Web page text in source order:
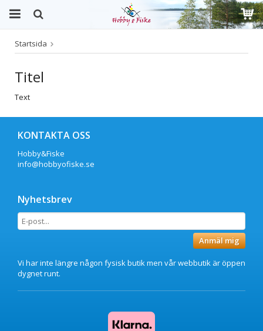
Produkten har blivit tillagd i varukorgen
Startsida
Titel
Text
KONTAKTA OSS
Hobby&Fiske
info@hobbyofiske.se
Nyhetsbrev
Anmäl mig
Vi har inte längre någon fysisk butik men vår webbutik är öppen
dygnet runt.